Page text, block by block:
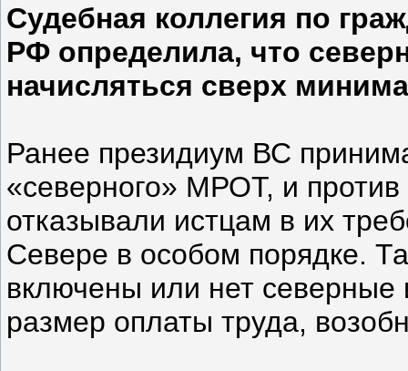
Судебная коллегия по
РФ определила, что
начисляться сверх
Ранее президиум ВС
«северного» МРОТ, и
отказывали истцам в их
Севере в особом порядке.
включены или нет
размер оплаты труда,